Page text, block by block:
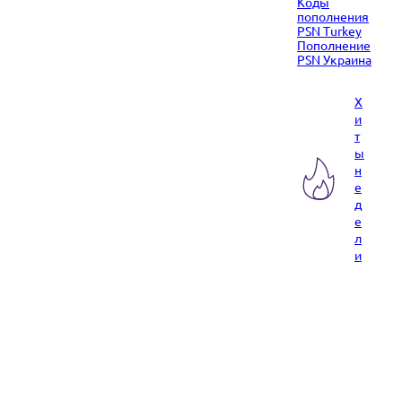
пополнения
PSN Turkey
Пополнение
PSN Украина
Х
и
т
ы
н
е
д
е
л
и